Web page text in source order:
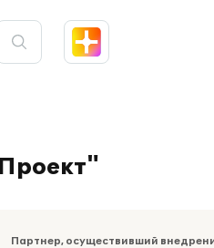
Партнер, осуществивший